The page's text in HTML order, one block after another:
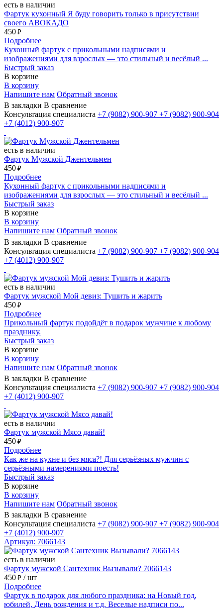
есть в наличии
Фартук кухонный Я буду говорить только в присутствии
своего АВОКАДО
450 ₽
Подробнее
Кухонный фартук с прикольными надписями и
изображениями для взрослых — это стильный и весёлый ...
Быстрый заказ
В корзине
В корзину
Напишите нам Обратный звонок
В закладки В сравнение
Консультация специалиста +7 (9082) 900-907 +7 (9082) 900-904
+7 (4012) 900-907
есть в наличии
Фартук Мужской Джентельмен
450 ₽
Подробнее
Кухонный фартук с прикольными надписями и
изображениями для взрослых — это стильный и весёлый ...
Быстрый заказ
В корзине
В корзину
Напишите нам Обратный звонок
В закладки В сравнение
Консультация специалиста +7 (9082) 900-907 +7 (9082) 900-904
+7 (4012) 900-907
есть в наличии
Фартук мужской Мой девиз: Тушить и жарить
450 ₽
Подробнее
Прикольный фартук подойдёт в подарок мужчине к любому
празднику.
Быстрый заказ
В корзине
В корзину
Напишите нам Обратный звонок
В закладки В сравнение
Консультация специалиста +7 (9082) 900-907 +7 (9082) 900-904
+7 (4012) 900-907
есть в наличии
Фартук мужской Мясо давай!
450 ₽
Подробнее
Как же на кухне и без мяса?! Для серьёзных мужчин с
серьёзными намерениями поесть!
Быстрый заказ
В корзине
В корзину
Напишите нам Обратный звонок
В закладки В сравнение
Консультация специалиста +7 (9082) 900-907 +7 (9082) 900-904
+7 (4012) 900-907
Артикул: 7066143
есть в наличии
Фартук мужской Сантехник Вызывали? 7066143
450 ₽ / шт
Подробнее
Фартук в подарок для любого праздника: на Новый год,
юбилей, День рождения и т.д. Веселые надписи по...